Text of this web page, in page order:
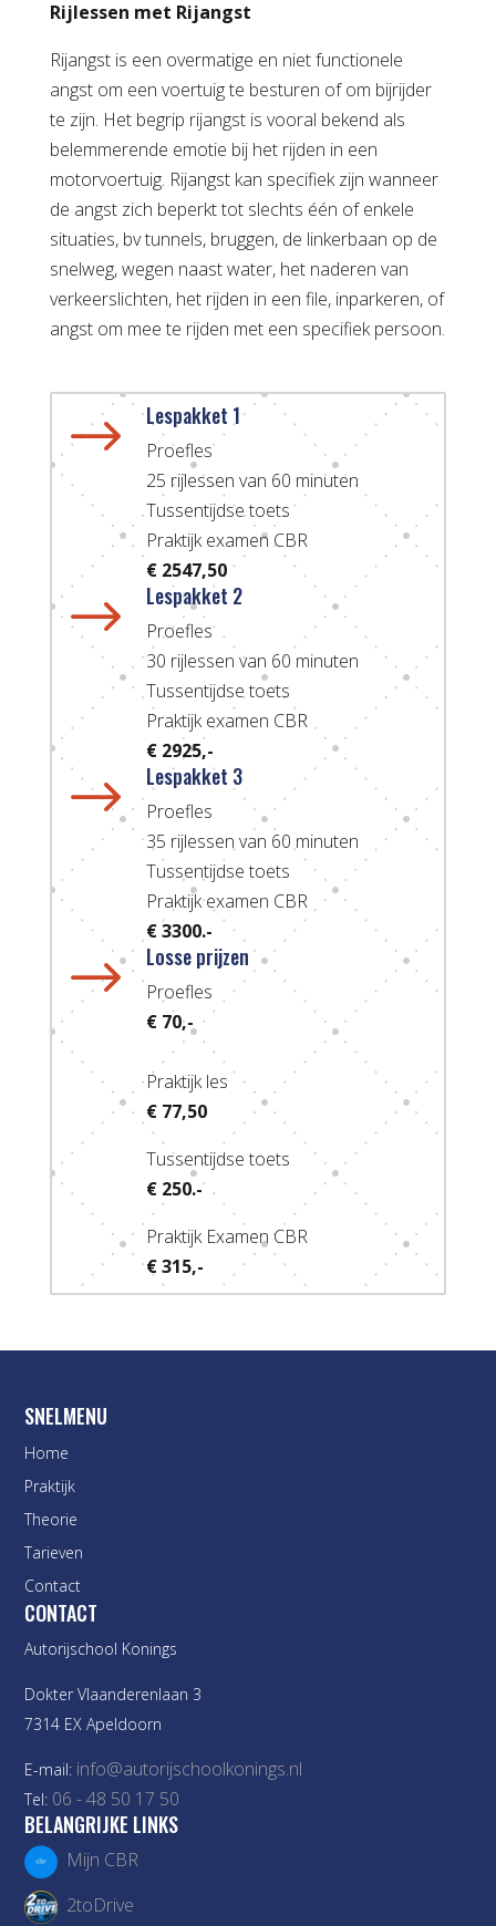
Rijlessen met Rijangst
Rijangst is een overmatige en niet functionele
angst om een voertuig te besturen of om bijrijder
te zijn. Het begrip rijangst is vooral bekend als
belemmerende emotie bij het rijden in een
motorvoertuig. Rijangst kan specifiek zijn wanneer
de angst zich beperkt tot slechts één of enkele
situaties, bv tunnels, bruggen, de linkerbaan op de
snelweg, wegen naast water, het naderen van
verkeerslichten, het rijden in een file, inparkeren, of
angst om mee te rijden met een specifiek persoon.
$ Lespakket 1
Proefles
25 rijlessen van 60 minuten
Tussentijdse toets
Praktijk examen CBR
€ 2547,50
$ Lespakket 2
Proefles
30 rijlessen van 60 minuten
Tussentijdse toets
Praktijk examen CBR
€ 2925,-
$ Lespakket 3
Proefles
35 rijlessen van 60 minuten
Tussentijdse toets
Praktijk examen CBR
€ 3300.-
$ Losse prijzen
Proefles
€ 70,-
Praktijk les
€ 77,50
Tussentijdse toets
€ 250.-
Praktijk Examen CBR
€ 315,-
SNELMENU
Home
Praktijk
Theorie
Tarieven
Contact
CONTACT
Autorijschool Konings
Dokter Vlaanderenlaan 3
7314 EX Apeldoorn
E-mail: info@autorijschoolkonings.nl
Tel: 06 - 48 50 17 50
BELANGRIJKE LINKS
Mijn CBR
2toDrive